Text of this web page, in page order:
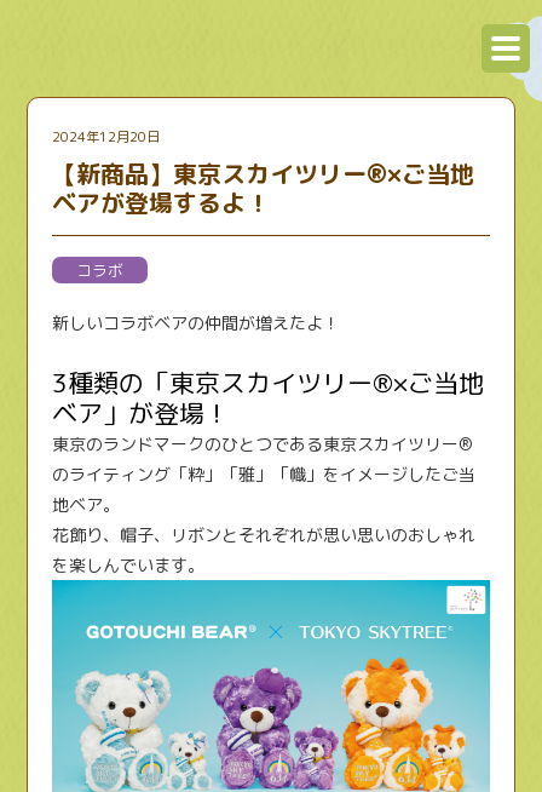
2024年12月20日
【新商品】東京スカイツリー®×ご当地
ベアが登場するよ！
コラボ
新しいコラボベアの仲間が増えたよ！
3種類の「東京スカイツリー®×ご当地
ベア」が登場！
東京のランドマークのひとつである東京スカイツリー®
のライティング「粋」「雅」「幟」をイメージしたご当
地ベア。
花飾り、帽子、リボンとそれぞれが思い思いのおしゃれ
を楽しんでいます。